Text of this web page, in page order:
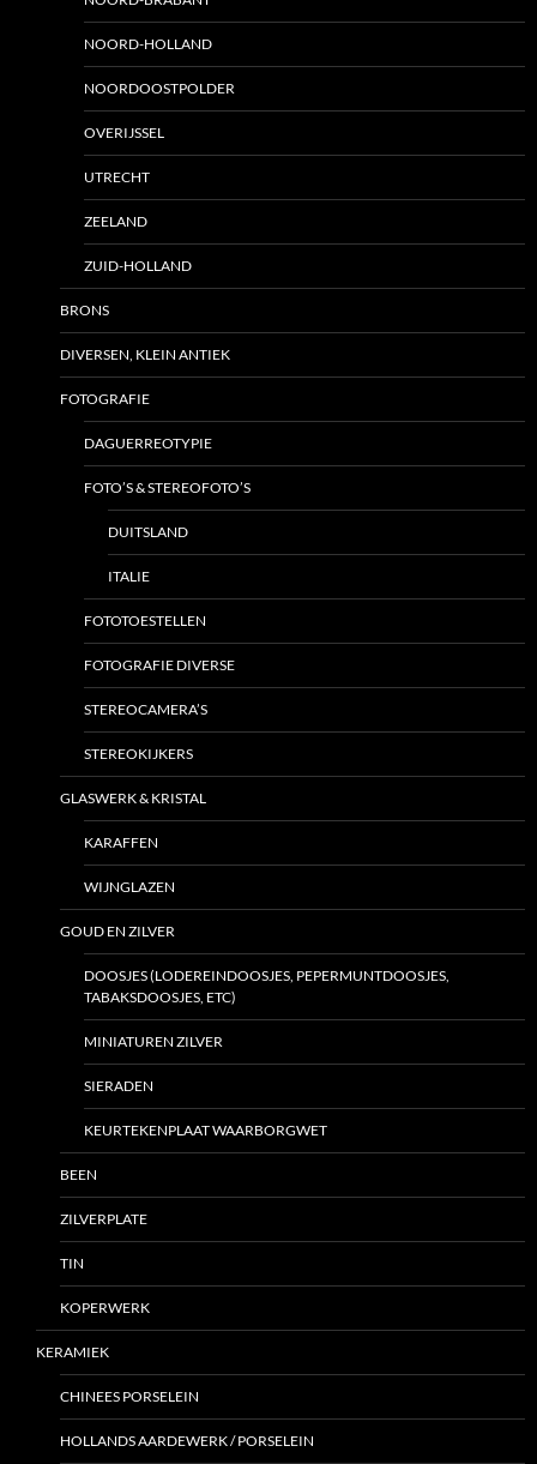
NOORD-HOLLAND
NOORDOOSTPOLDER
OVERIJSSEL
UTRECHT
ZEELAND
ZUID-HOLLAND
BRONS
DIVERSEN, KLEIN ANTIEK
FOTOGRAFIE
DAGUERREOTYPIE
FOTO’S & STEREOFOTO’S
DUITSLAND
ITALIE
FOTOTOESTELLEN
FOTOGRAFIE DIVERSE
STEREOCAMERA’S
STEREOKIJKERS
GLASWERK & KRISTAL
KARAFFEN
WIJNGLAZEN
GOUD EN ZILVER
DOOSJES (LODEREINDOOSJES, PEPERMUNTDOOSJES,
TABAKSDOOSJES, ETC)
MINIATUREN ZILVER
SIERADEN
KEURTEKENPLAAT WAARBORGWET
BEEN
ZILVERPLATE
TIN
KOPERWERK
KERAMIEK
CHINEES PORSELEIN
HOLLANDS AARDEWERK / PORSELEIN